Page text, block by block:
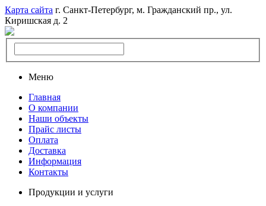
Карта сайта г. Санкт-Петербург, м. Гражданский пр., ул.
Киришская д. 2
Меню
Главная
О компании
Наши объекты
Прайс листы
Оплата
Доставка
Информация
Контакты
Продукции и услуги